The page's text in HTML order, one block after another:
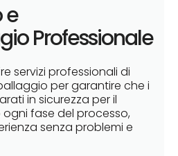
e
Professionale
servizi professionali di
per garantire che i
in sicurezza per il
fase del processo,
senza problemi e